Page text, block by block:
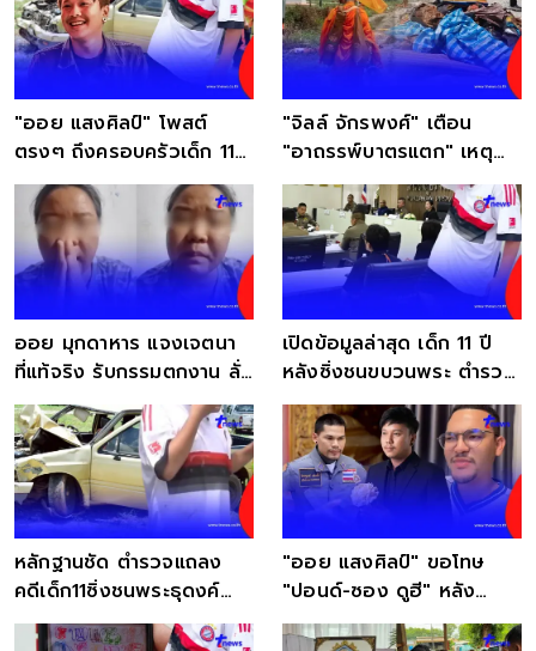
"ออย แสงศิลป์" โพสต์
ตรงๆ ถึงครอบครัวเด็ก 11
หลังซิ่งชนพระธุดงค์
"จิลล์ จักรพงศ์" เตือน
"อาถรรพ์บาตรแตก" เหตุ
พระมรณภาพหมู่ลาง
อัปมงคล
ออย มุกดาหาร แจงเจตนา
ที่แท้จริง รับกรรมตกงาน ลั่น
ไม่มีข้าวจะกิน
เปิดข้อมูลล่าสุด เด็ก 11 ปี
หลังซิ่งชนขบวนพระ ตำรวจ
เผยอาการล่าสุด
หลักฐานชัด ตำรวจแถลง
คดีเด็ก11ซิ่งชนพระธุดงค์
แม่-ยาย ส่องานเข้า
"ออย แสงศิลป์" ขอโทษ
"ปอนด์-ซอง ดูฮี" หลัง
ดราม่าสงครามส่งศพ